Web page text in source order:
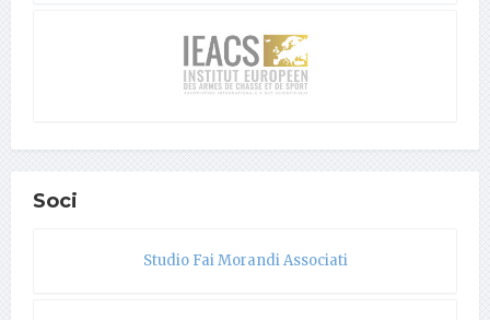
Soci
Studio Fai Morandi Associati